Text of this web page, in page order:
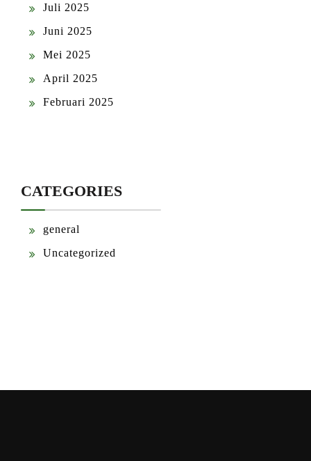
Juli 2025
Juni 2025
Mei 2025
April 2025
Februari 2025
CATEGORIES
general
Uncategorized